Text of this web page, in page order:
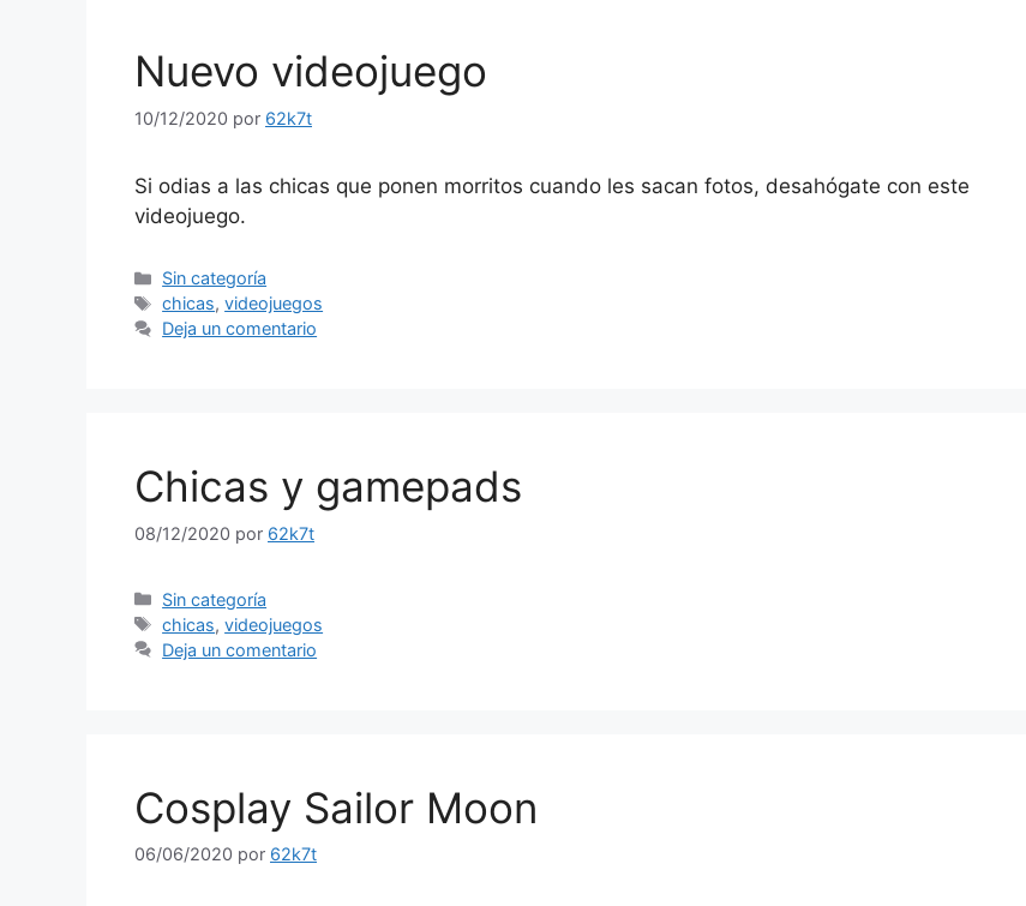
Nuevo videojuego
10/12/2020 por 62k7t
Si odias a las chicas que ponen morritos cuando les sacan fotos, desahógate con este
videojuego.
Categorías
Sin categoría
Etiquetas
chicas,videojuegos
Deja un comentario
Chicas y gamepads
08/12/2020 por 62k7t
Categorías
Sin categoría
Etiquetas
chicas,videojuegos
Deja un comentario
Cosplay Sailor Moon
06/06/2020 por 62k7t